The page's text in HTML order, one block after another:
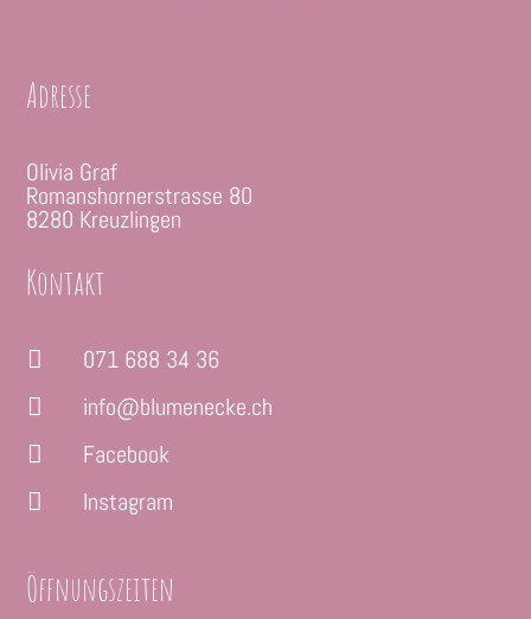
Adresse
Olivia Graf
Romanshornerstrasse 80
8280 Kreuzlingen
Kontakt
 071 688 34 36
 info@blumenecke.ch
 Facebook
 Instagram
Öffnungszeiten